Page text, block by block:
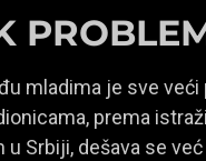
mladima je sve veći
prema
Srbiji, dešava se